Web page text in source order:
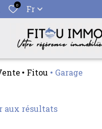
0 Fr
Vente Fitou Garage
aux résultats